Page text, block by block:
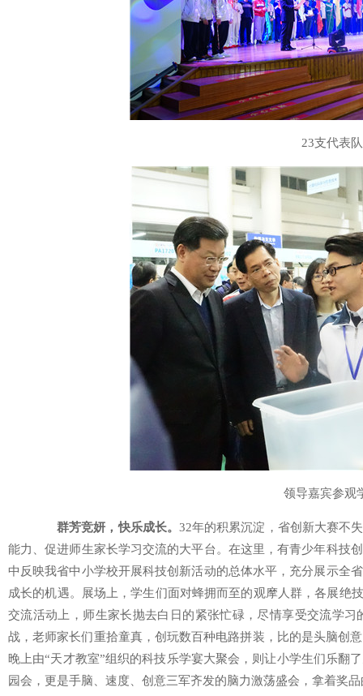
23支代表
领导嘉宾参观
群芳竞妍，快乐成长。 32年的积累沉淀，省创新大赛不
能力、促进师生家长学习交流的大平台。在这里，有青少年科技
中反映我省中小学校开展科技创新活动的总体水平，充分展示全
成长的机遇。展场上，学生们面对蜂拥而至的观摩人群，各展绝
交流活动上，师生家长抛去白日的紧张忙碌，尽情享受交流学
战，老师家长们重拾童真，创玩数百种电路拼装，比的是头脑创
晚上由“天才教室”组织的科技乐学宴大聚会，则让小学生们乐翻
园会，更是手脑、速度、创意三军齐发的脑力激荡盛会，拿着奖